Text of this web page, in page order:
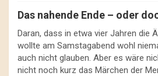
Das nahende Ende – oder
Daran, dass in etwa vier Jahren die
wollte am Samstagabend wohl
auch nicht glauben. Aber es wäre
nicht noch kurz das Märchen der